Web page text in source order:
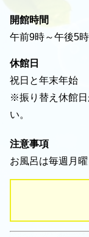
開館時間
午前9時～午後5
休館日
祝日と年末年始
※振り替え休館日
い。
注意事項
お風呂は毎週月